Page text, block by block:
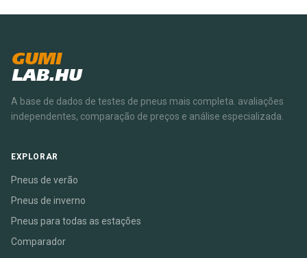
GUMI
LAB.HU
A base de dados de testes de pneus mais completa. avaliações
independentes, comparação de preços e análise especializada.
EXPLORAR
Pneus de verão
Pneus de inverno
Pneus para todas as estações
Comparador